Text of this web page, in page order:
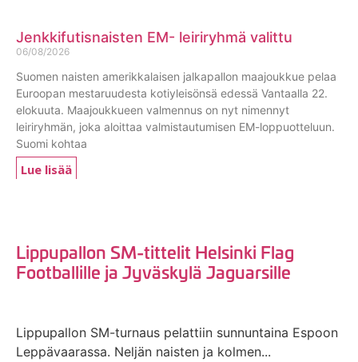
Jenkkifutisnaisten EM- leiriryhmä valittu
06/08/2026
Suomen naisten amerikkalaisen jalkapallon maajoukkue pelaa
Euroopan mestaruudesta kotiyleisönsä edessä Vantaalla 22.
elokuuta. Maajoukkueen valmennus on nyt nimennyt
leiriryhmän, joka aloittaa valmistautumisen EM-loppuotteluun.
Suomi kohtaa
Lue lisää
Lippupallon SM-tittelit Helsinki Flag
Footballille ja Jyväskylä Jaguarsille
Lippupallon SM-turnaus pelattiin sunnuntaina Espoon
Leppävaarassa. Neljän naisten ja kolmen...